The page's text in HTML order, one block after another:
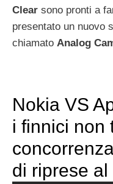
Clear sono pronti a
presentato un nuovo
chiamato Analog
Nokia VS
i finnici non
di riprese al